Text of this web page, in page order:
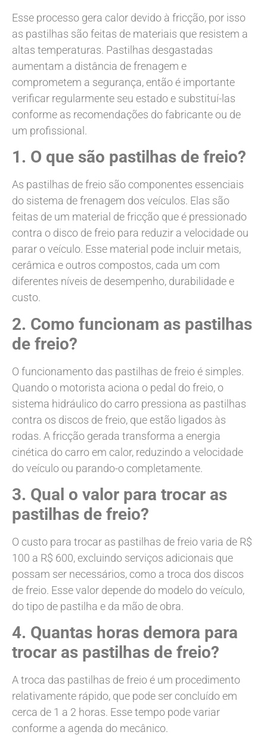
Esse processo gera calor devido à fricção, por isso
as pastilhas são feitas de materiais que resistem a
altas temperaturas. Pastilhas desgastadas
aumentam a distância de frenagem e
comprometem a segurança, então é importante
verificar regularmente seu estado e substituí-las
conforme as recomendações do fabricante ou de
um profissional.
1. O que são pastilhas de freio?
As pastilhas de freio são componentes essenciais
do sistema de frenagem dos veículos. Elas são
feitas de um material de fricção que é pressionado
contra o disco de freio para reduzir a velocidade ou
parar o veículo. Esse material pode incluir metais,
cerâmica e outros compostos, cada um com
diferentes níveis de desempenho, durabilidade e
custo.
2. Como funcionam as pastilhas
de freio?
O funcionamento das pastilhas de freio é simples.
Quando o motorista aciona o pedal do freio, o
sistema hidráulico do carro pressiona as pastilhas
contra os discos de freio, que estão ligados às
rodas. A fricção gerada transforma a energia
cinética do carro em calor, reduzindo a velocidade
do veículo ou parando-o completamente.
3. Qual o valor para trocar as
pastilhas de freio?
O custo para trocar as pastilhas de freio varia de R$
100 a R$ 600, excluindo serviços adicionais que
possam ser necessários, como a troca dos discos
de freio. Esse valor depende do modelo do veículo,
do tipo de pastilha e da mão de obra.
4. Quantas horas demora para
trocar as pastilhas de freio?
A troca das pastilhas de freio é um procedimento
relativamente rápido, que pode ser concluído em
cerca de 1 a 2 horas. Esse tempo pode variar
conforme a agenda do mecânico.